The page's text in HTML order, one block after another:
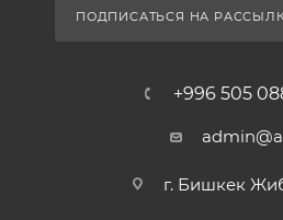
ПОДПИСАТЬСЯ НА
+996 505
г. Бишкек